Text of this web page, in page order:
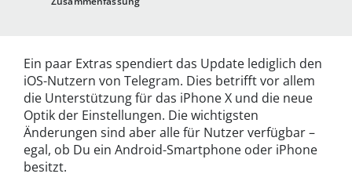
Ein paar Extras spendiert das Update lediglich den
iOS-Nutzern von Telegram. Dies betrifft vor allem
die Unterstützung für das iPhone X und die neue
Optik der Einstellungen. Die wichtigsten
Änderungen sind aber alle für Nutzer verfügbar –
egal, ob Du ein Android-Smartphone oder iPhone
besitzt.